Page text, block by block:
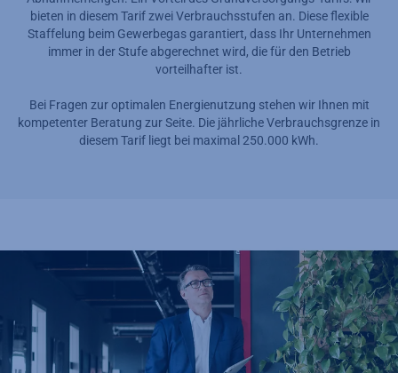
bieten in diesem Tarif zwei Verbrauchsstufen an. Diese flexible
Staffelung beim Gewerbegas garantiert, dass Ihr Unternehmen
immer in der Stufe abgerechnet wird, die für den Betrieb
vorteilhafter ist.
Bei Fragen zur optimalen Energienutzung stehen wir Ihnen mit
kompetenter Beratung zur Seite. Die jährliche Verbrauchsgrenze in
diesem Tarif liegt bei maximal 250.000 kWh.